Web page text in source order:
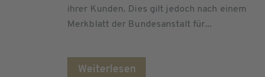
ihrer Kunden. Dies gilt jedoch nach einem
Merkblatt der Bundesanstalt für...
Weiterlesen